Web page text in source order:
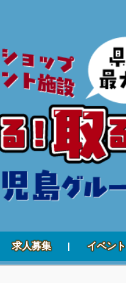
求人募集 イベント